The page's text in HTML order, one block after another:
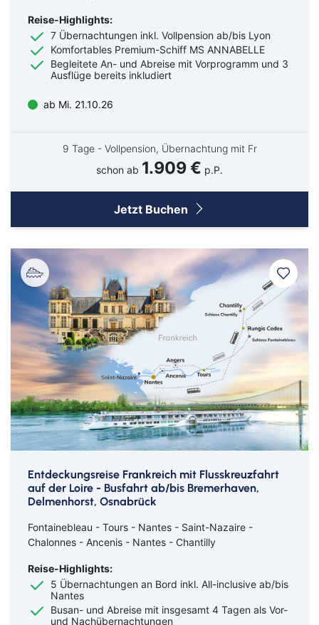
Reise-Highlights:
7 Übernachtungen inkl. Vollpension ab/bis Lyon
Komfortables Premium-Schiff MS ANNABELLE
Begleitete An- und Abreise mit Vorprogramm und 3
Ausflüge bereits inkludiert
ab Mi. 21.10.26
9 Tage - Vollpension, Übernachtung mit Fr
schon ab 1.909 € p.P.
Jetzt Buchen
Entdeckungsreise Frankreich mit Flusskreuzfahrt
auf der Loire - Busfahrt ab/bis Bremerhaven,
Delmenhorst, Osnabrück
Fontainebleau - Tours - Nantes - Saint-Nazaire -
Chalonnes - Ancenis - Nantes - Chantilly
Reise-Highlights:
5 Übernachtungen an Bord inkl. All-inclusive ab/bis
Nantes
Busan- und Abreise mit insgesamt 4 Tagen als Vor-
und Nachübernachtungen